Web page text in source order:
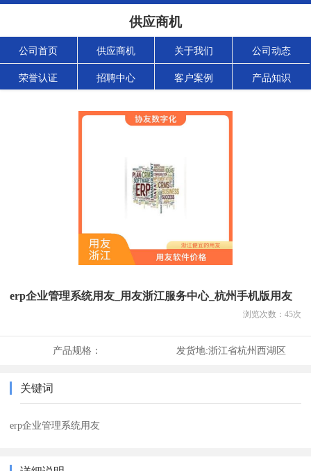
供应商机
公司首页 供应商机 关于我们 公司动态
荣誉认证 招聘中心 客户案例 产品知识
erp企业管理系统用友_用友浙江服务中心_杭州手机版用友
浏览次数： 45次
产品规格： 发货地:浙江省杭州西湖区
关键词
erp企业管理系统用友